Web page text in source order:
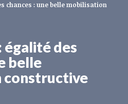
chances : une belle mobilisation
égalité des
belle
constructive